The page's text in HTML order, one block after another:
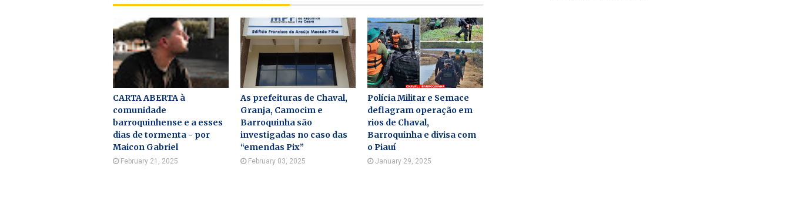
CARTA ABERTA à
comunidade
barroquinhense e a esses
dias de tormenta - por
Maicon Gabriel
February 21, 2025
As prefeituras de Chaval,
Granja, Camocim e
Barroquinha são
investigadas no caso das
“emendas Pix”
February 03, 2025
Polícia Militar e Semace
deflagram operação em
rios de Chaval,
Barroquinha e divisa com
o Piauí
January 29, 2025